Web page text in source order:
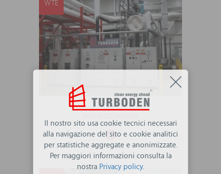
STATI UNITI
Il nostro sito usa cookie tecnici necessari
alla navigazione del sito e cookie analitici
per statistiche aggregate e anonimizzate.
Per maggiori informazioni consulta la
nostra Privacy policy.